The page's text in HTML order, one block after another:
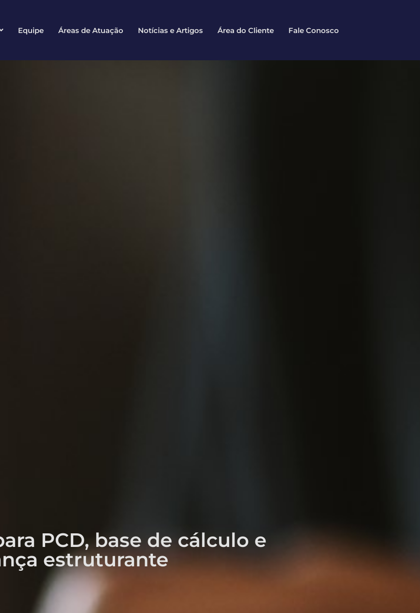
Equipe Áreas de Atuação Notícias e Artigos Área do Cliente Fale Conosco
PCD, base de cálculo e
estruturante